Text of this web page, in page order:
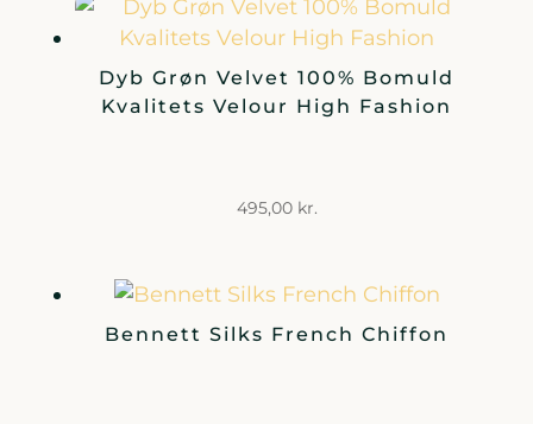
Dyb Grøn Velvet 100% Bomuld
Kvalitets Velour High Fashion
495,00 kr.
Bennett Silks French Chiffon